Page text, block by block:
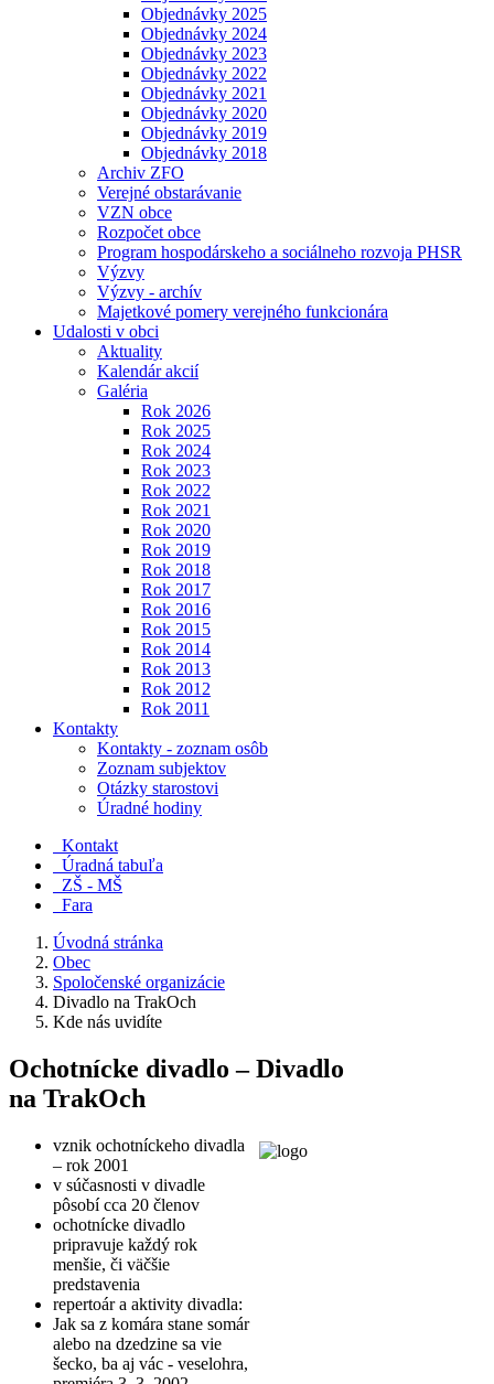
Objednávky 2025
Objednávky 2024
Objednávky 2023
Objednávky 2022
Objednávky 2021
Objednávky 2020
Objednávky 2019
Objednávky 2018
Archiv ZFO
Verejné obstarávanie
VZN obce
Rozpočet obce
Program hospodárskeho a sociálneho rozvoja PHSR
Výzvy
Výzvy - archív
Majetkové pomery verejného funkcionára
Udalosti v obci
Aktuality
Kalendár akcií
Galéria
Rok 2026
Rok 2025
Rok 2024
Rok 2023
Rok 2022
Rok 2021
Rok 2020
Rok 2019
Rok 2018
Rok 2017
Rok 2016
Rok 2015
Rok 2014
Rok 2013
Rok 2012
Rok 2011
Kontakty
Kontakty - zoznam osôb
Zoznam subjektov
Otázky starostovi
Úradné hodiny
Kontakt
Úradná tabuľa
ZŠ - MŠ
Fara
Úvodná stránka
Obec
Spoločenské organizácie
Divadlo na TrakOch
Kde nás uvidíte
Ochotnícke divadlo – Divadlo
na TrakOch
vznik ochotníckeho divadla
– rok 2001
v súčasnosti v divadle
pôsobí cca 20 členov
ochotnícke divadlo
pripravuje každý rok
menšie, či väčšie
predstavenia
repertoár a aktivity divadla:
Jak sa z komára stane somár
alebo na dzedzine sa vie
šecko, ba aj vác - veselohra,